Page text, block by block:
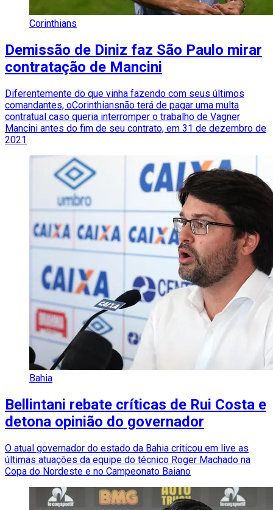
Corinthians
Demissão de Diniz faz São Paulo mirar
contratação de Mancini
Diferentemente do que vinha fazendo com seus últimos
comandantes, oCorinthiansnão terá de pagar uma multa
contratual caso queria interromper o trabalho de Vagner
Mancini antes do fim de seu contrato, em 31 de dezembro de
2021
Bahia
Bellintani rebate críticas de Rui Costa e
detona opinião do governador
O atual governador do estado da Bahia criticou em live as
últimas atuações da equipe do técnico Roger Machado na
Copa do Nordeste e no Campeonato Baiano